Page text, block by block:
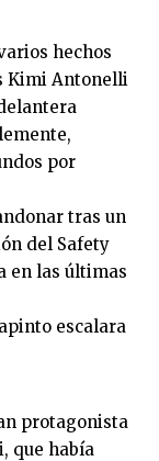
hechos
Kimi Antonelli
por
tras un
del Safety
en las últimas
escalara
protagonista
que había